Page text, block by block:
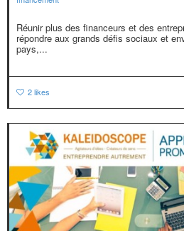
Réunir plus des financeurs et des
répondre aux grands défis sociaux et
pays,...
2likes